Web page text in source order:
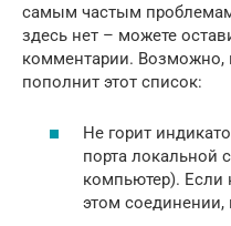
самым частым
здесь нет – можете
комментарии.
пополнит этот список:
Не горит
порта локальной
компьютер). Если
этом соединении,